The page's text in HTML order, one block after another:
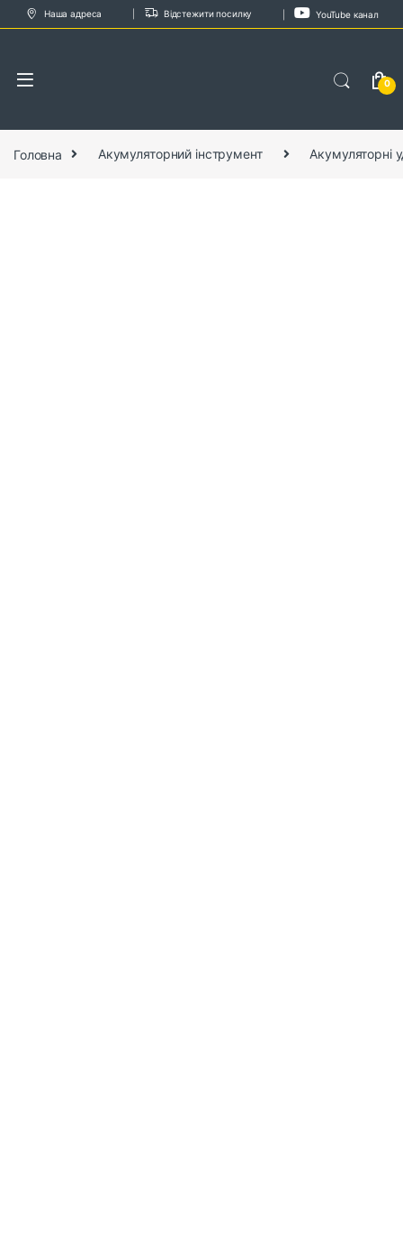
Skip to navigation
Skip to content
Наша адреса Відстежити посилку YouTube канал
0
Головна Акумуляторний інструмент Акумуляторні